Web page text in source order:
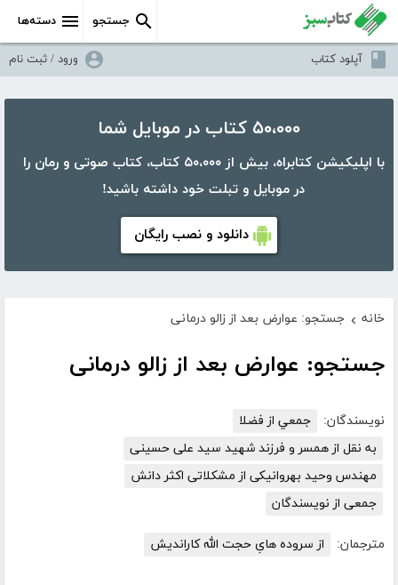
دسته‌ها جستجو
آپلود کتاب ورود / ثبت نام
۵۰،۰۰۰ کتاب در موبایل شما
با اپلیکیشن کتابراه، بیش از ۵۰،۰۰۰ کتاب، کتاب صوتی و رمان را
در موبایل و تبلت خود داشته باشید!
دانلود و نصب رایگان
خانه › جستجو: عوارض بعد از زالو درمانی
جستجو: عوارض بعد از زالو درمانی
نویسندگان:
جمعي از فضلا
به نقل از همسر و فرزند شهید سید علی حسینی
مهندس وحید بهروانیکی از مشکلاتی اکثر دانش
جمعی از نویسندگان
مترجمان: از سروده هایِ حجت الله کاراندیش